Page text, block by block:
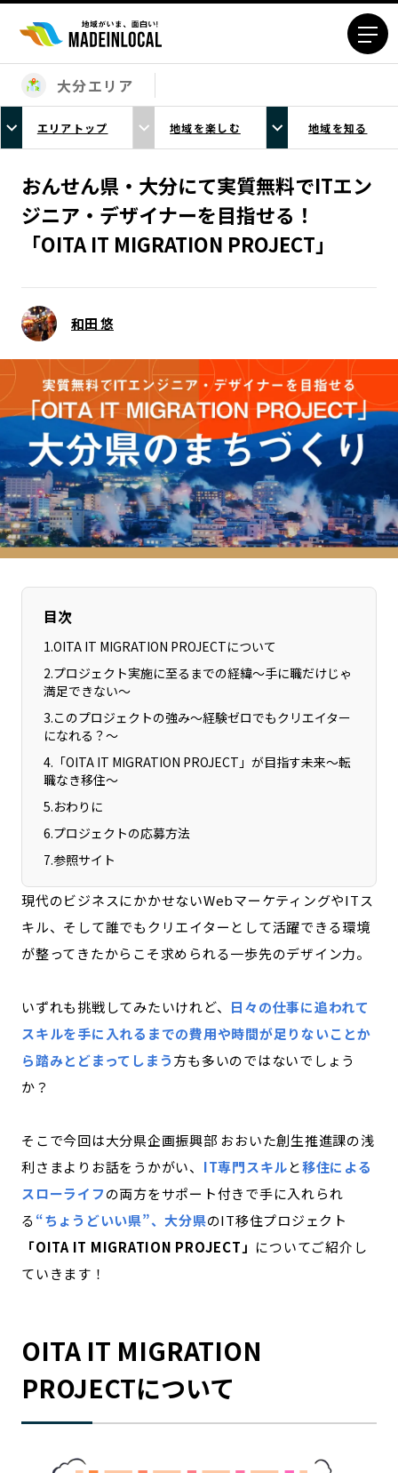
エリアから探す
北海道エリア
青森エリア
宮城エリア
秋田エリア
山形エリア
福島エリア
茨城エリア
栃木エリア
群馬エリア
埼玉エリア
千葉エリア
東京23区エリア
神奈川エリア
富山エリア
石川エリア
福井エリア
山梨エリア
長野エリア
岐阜エリア
静岡エリア
愛知エリア
三重エリア
滋賀エリア
京都エリア
大阪市エリア
北摂エリア
堺・泉州エリア
河内エリア
兵庫エリア
奈良エリア
和歌山エリア
鳥取エリア
岡山エリア
広島エリア
山口エリア
徳島エリア
香川エリア
高知エリア
福岡エリア
熊本エリア
宮崎エリア
沖縄エリア
カテゴリから探す
特集コンテンツ
地域を代表する 企業100選
MILCプロジェクト
選出企業特別対談
Localist
SDGsの先駆者
イベント
飲食店
地域豆知識
「人」から探す
記事ライター アンバサダー
お問い合わせ
大分エリア
エリアトップ 地域を楽しむ 地域を知る
おんせん県・大分にて実質無料でITエン
ジニア・デザイナーを目指せる！
「OITA IT MIGRATION PROJECT」
和田 悠
目次
1.OITA IT MIGRATION PROJECTについて
2.プロジェクト実施に至るまでの経緯〜手に職だけじゃ
満足できない〜
3.このプロジェクトの強み〜経験ゼロでもクリエイター
になれる？〜
4. 「OITA IT MIGRATION PROJECT」が目指す未来〜転
職なき移住〜
5.おわりに
6.プロジェクトの応募方法
7.参照サイト
現代のビジネスにかかせないWebマーケティングやITス
キル、そして誰でもクリエイターとして活躍できる環境
が整ってきたからこそ求められる一歩先のデザイン力。
いずれも挑戦してみたいけれど、 日々の仕事に追われて
スキルを手に入れるまでの費用や時間が足りないことか
ら踏みとどまってしまう方も多いのではないでしょう
か？
そこで今回は大分県企画振興部 おおいた創生推進課の浅
利さまよりお話をうかがい、 IT専門スキルと移住による
スローライフの両方をサポート付きで手に入れられ
る“ちょうどいい県”、大分県のIT移住プロジェクト
「OITA IT MIGRATION PROJECT」 についてご紹介し
ていきます！
OITA IT MIGRATION
PROJECTについて